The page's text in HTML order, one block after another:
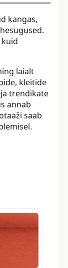
kangas,
laialt
kleitide
trendikate
annab
saab